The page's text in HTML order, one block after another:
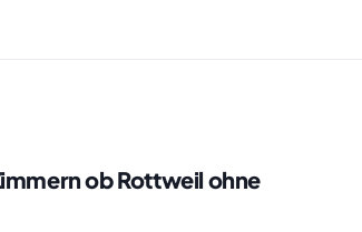
ob Rottweil ohne